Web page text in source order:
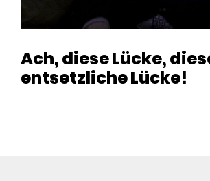
Ach, diese Lücke,
entsetzliche Lücke!